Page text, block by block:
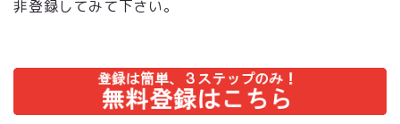
非登録してみて下さい。